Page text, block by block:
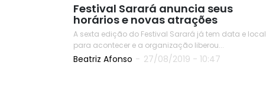
Festival Sarará anuncia seus
horários e novas atrações
A sexta edição do Festival Sarará já tem data e local
para acontecer e a organização liberou...
Beatriz Afonso - 27/08/2019 - 10:47